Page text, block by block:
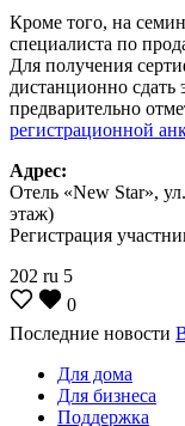
Кроме того, на
специалиста по
Для получения
дистанционно сдать
предварительно
регистрационной
Адрес:
Отель «New Star»,
этаж)
Регистрация
202 ru 5
0
Последние новости
Для дома
Для бизнеса
Поддержка